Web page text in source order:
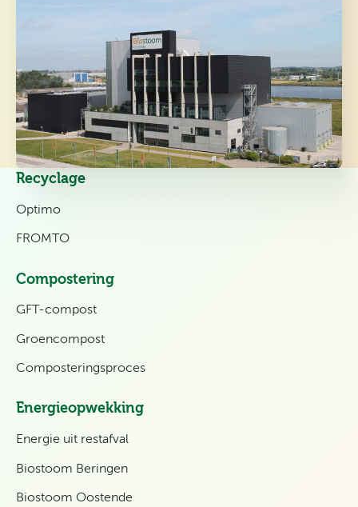
Recyclage
Optimo
FROMTO
Compostering
GFT-compost
Groencompost
Composteringsproces
Energieopwekking
Energie uit restafval
Biostoom Beringen
Biostoom Oostende